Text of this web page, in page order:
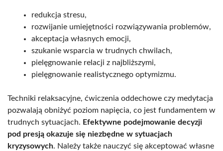
redukcja stresu,
rozwijanie umiejętności rozwiązywania problemów,
akceptacja własnych emocji,
szukanie wsparcia w trudnych chwilach,
pielęgnowanie relacji z najbliższymi,
pielęgnowanie realistycznego optymizmu.
Techniki relaksacyjne, ćwiczenia oddechowe czy medytacja
pozwalają obniżyć poziom napięcia, co jest fundamentem w
trudnych sytuacjach. Efektywne podejmowanie decyzji
pod presją okazuje się niezbędne w sytuacjach
kryzysowych. Należy także nauczyć się akceptować własne